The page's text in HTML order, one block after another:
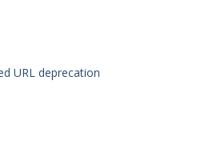
URL deprecation